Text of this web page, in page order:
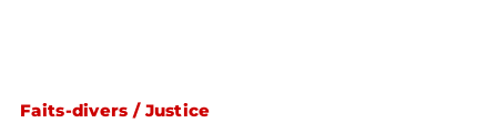
Faits-divers / Justice